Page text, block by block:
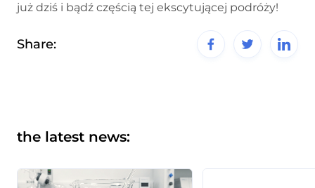
Share:
już dziś i bądź częścią tej ekscytującej podróży!
the latest news: